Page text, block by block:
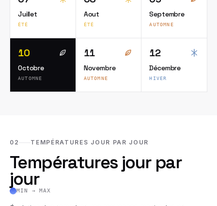
Juillet
ÉTÉ
Aout
ÉTÉ
Septembre
AUTOMNE
10
Octobre
AUTOMNE
11
Novembre
AUTOMNE
12
Décembre
HIVER
02 TEMPÉRATURES JOUR PAR JOUR
Températures jour par
jour
MIN → MAX